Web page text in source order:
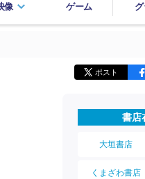
像 ゲーム
ポスト
書店
大垣書店
くまざわ書店